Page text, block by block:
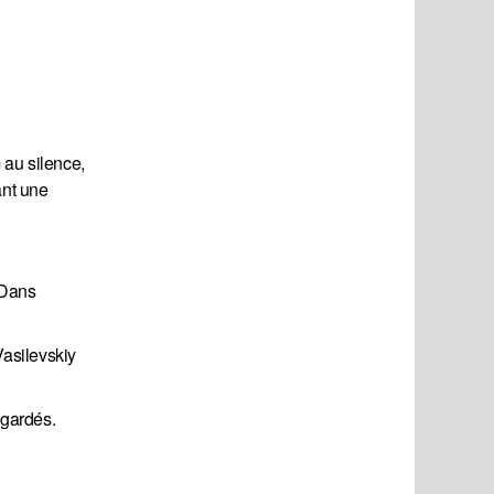
silence,
une